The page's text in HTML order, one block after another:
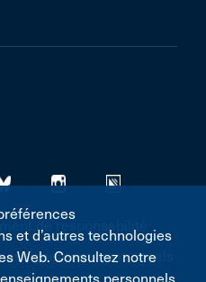
de responsabilité
personnels
et d’autres technologies
Web. Consultez notre